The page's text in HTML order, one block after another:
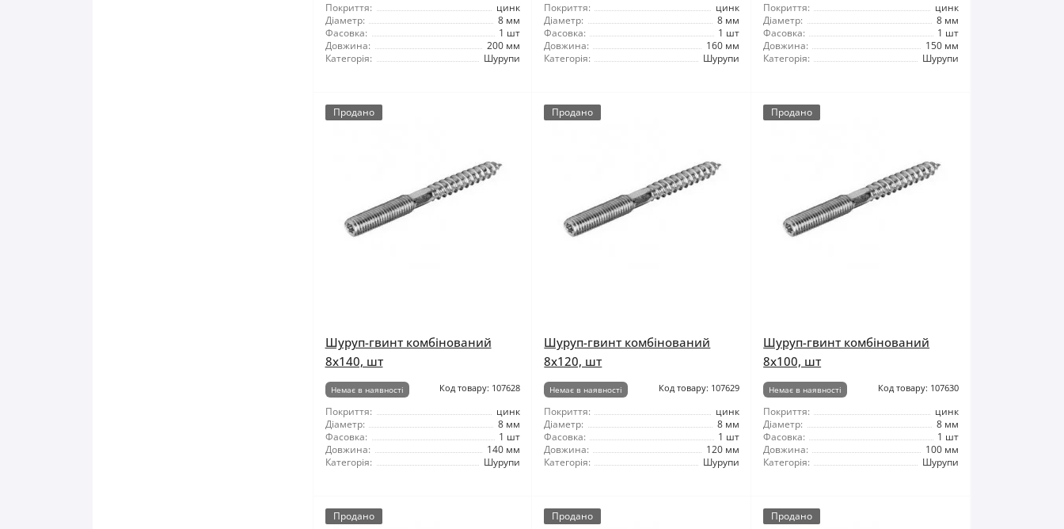
Покриття:
цинк
Діаметр:
8 мм
Фасовка:
1 шт
Довжина:
200 мм
Категорія:
Шурупи
Покриття:
цинк
Діаметр:
8 мм
Фасовка:
1 шт
Довжина:
160 мм
Категорія:
Шурупи
Покриття:
цинк
Діаметр:
8 мм
Фасовка:
1 шт
Довжина:
150 мм
Категорія:
Шурупи
Продано
Шуруп-гвинт комбінований
8x140, шт
Немає в наявності Код товару: 107628
Покриття:
цинк
Діаметр:
8 мм
Фасовка:
1 шт
Довжина:
140 мм
Категорія:
Шурупи
Продано
Шуруп-гвинт комбінований
8x120, шт
Немає в наявності Код товару: 107629
Покриття:
цинк
Діаметр:
8 мм
Фасовка:
1 шт
Довжина:
120 мм
Категорія:
Шурупи
Продано
Шуруп-гвинт комбінований
8x100, шт
Немає в наявності Код товару: 107630
Покриття:
цинк
Діаметр:
8 мм
Фасовка:
1 шт
Довжина:
100 мм
Категорія:
Шурупи
Продано Продано Продано